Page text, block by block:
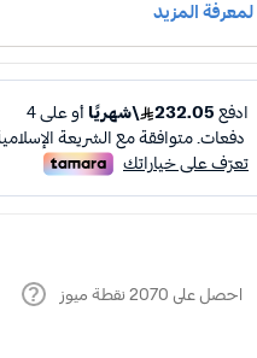
احصل على 2070 نقطة ميوز